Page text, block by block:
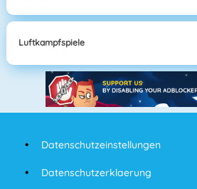
Luftkampfspiele
Datenschutzeinstellungen
Datenschutzerklaerung